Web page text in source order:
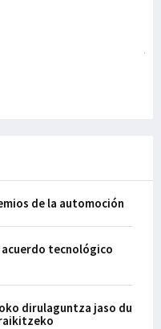
de la automoción
acuerdo tecnológico
dirulaguntza jaso du